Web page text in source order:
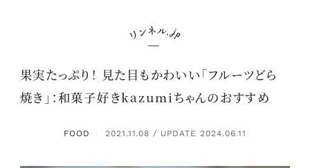
果実たっぷり！ 見た目もかわいい「フルーツどら
焼き」：和菓子好きkazumiちゃんのおすすめ
FOOD ： 2021.11.08 / UPDATE 2024.06.11